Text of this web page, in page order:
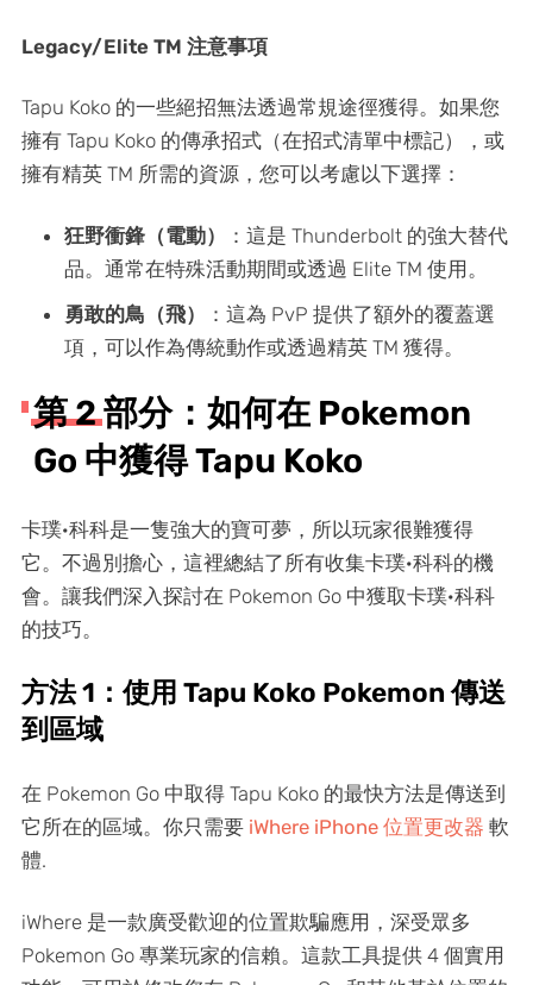
Legacy/Elite TM 注意事項
Tapu Koko 的一些絕招無法透過常規途徑獲得。如果您
擁有 Tapu Koko 的傳承招式（在招式清單中標記），或
擁有精英 TM 所需的資源，您可以考慮以下選擇：
狂野衝鋒（電動）
：這是 Thunderbolt 的強大替代
品。通常在特殊活動期間或透過 Elite TM 使用。
勇敢的鳥（飛）
：這為 PvP 提供了額外的覆蓋選
項，可以作為傳統動作或透過精英 TM 獲得。
第 2 部分：如何在 Pokemon
Go 中獲得 Tapu Koko
卡璞·科科是一隻強大的寶可夢，所以玩家很難獲得
它。不過別擔心，這裡總結了所有收集卡璞·科科的機
會。讓我們深入探討在 Pokemon Go 中獲取卡璞·科科
的技巧。
方法 1：使用 Tapu Koko Pokemon 傳送
到區域
在 Pokemon Go 中取得 Tapu Koko 的最快方法是傳送到
它所在的區域。你只需要 iWhere iPhone 位置更改器 軟
體.
iWhere 是一款廣受歡迎的位置欺騙應用，深受眾多
Pokemon Go 專業玩家的信賴。這款工具提供 4 個實用